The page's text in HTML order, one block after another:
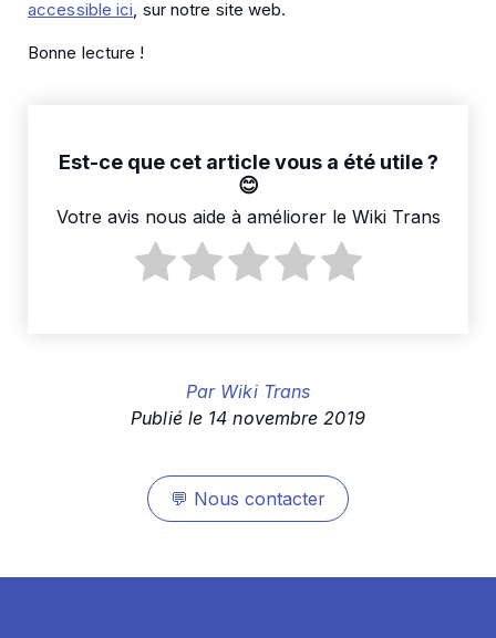
accessible ici, sur notre site web.
Bonne lecture !
Est-ce que cet article vous a été utile ?
Votre avis nous aide à améliorer le Wiki Trans
Par Wiki Trans
Publié le 14 novembre 2019
💬 Nous contacter